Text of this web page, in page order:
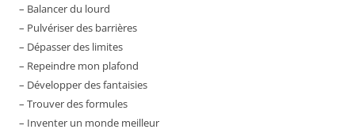
– Balancer du lourd
– Pulvériser des barrières
– Dépasser des limites
– Repeindre mon plafond
– Développer des fantaisies
– Trouver des formules
– Inventer un monde meilleur